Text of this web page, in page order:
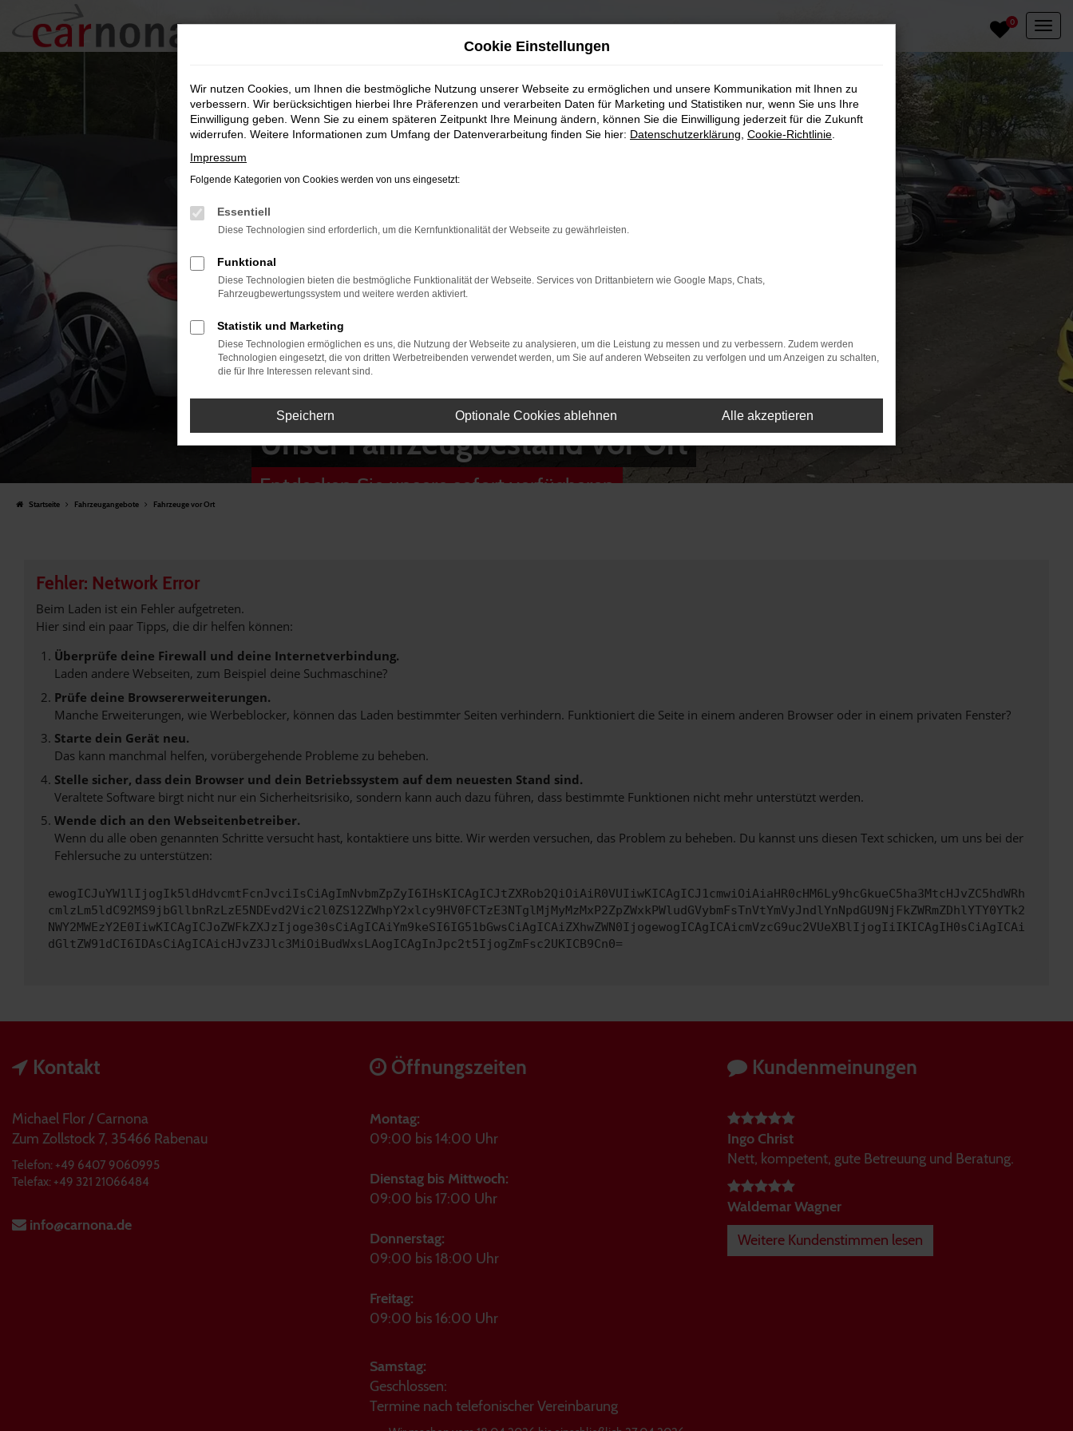
Zum
Hauptinhalt
springen
0
Unser Fahrzeugbestand vor Ort
Entdecken Sie unsere sofort verfügbaren
Startseite Fahrzeugangebote Fahrzeuge vor Ort
Fehler: Network Error
Beim Laden ist ein Fehler aufgetreten.
Hier sind ein paar Tipps, die dir helfen können:
Überprüfe deine Firewall und deine Internetverbindung.
Laden andere Webseiten, zum Beispiel deine Suchmaschine?
Prüfe deine Browsererweiterungen.
Manche Erweiterungen, wie Werbeblocker, können das Laden bestimmter Seiten verhindern. Funktioniert die Seite in einem anderen Browser oder in einem privaten Fenster?
Starte dein Gerät neu.
Das kann manchmal helfen, vorübergehende Probleme zu beheben.
Stelle sicher, dass dein Browser und dein Betriebssystem auf dem neuesten Stand sind.
Veraltete Software birgt nicht nur ein Sicherheitsrisiko, sondern kann auch dazu führen, dass bestimmte Funktionen nicht mehr unterstützt werden.
Wende dich an den Webseitenbetreiber.
Wenn du alle oben genannten Schritte versucht hast, kontaktiere uns bitte. Wir werden versuchen, das Problem zu beheben. Du kannst uns diesen Text schicken, um uns bei der
Fehlersuche zu unterstützen:
ewogICJuYW1lIjogIk5ldHdvcmtFcnJvciIsCiAgImNvbmZpZyI6IHsKICAgICJtZXRob2QiOiAiR0VUIiwKICAgICJ1cmwiOiAiaHR0cHM6Ly9hcGkueC5ha3MtcHJvZC5hdWRh
cmlzLm5ldC92MS9jbGllbnRzLzE5NDEvd2Vic2l0ZS12ZWhpY2xlcy9HV0FCTzE3NTglMjMyMzMxP2ZpZWxkPWludGVybmFsTnVtYmVyJndlYnNpdGU9NjFkZWRmZDhlYTY0YTk2
NWY2MWEzY2E0IiwKICAgICJoZWFkZXJzIjoge30sCiAgICAiYm9keSI6IG51bGwsCiAgICAiZXhwZWN0IjogewogICAgICAicmVzcG9uc2VUeXBlIjogIiIKICAgIH0sCiAgICAi
dGltZW91dCI6IDAsCiAgICAicHJvZ3Jlc3MiOiBudWxsLAogICAgInJpc2t5IjogZmFsc2UKICB9Cn0=
Kontakt
Michael Flor / Carnona
Zum Zollstock 7, 35466 Rabenau
Telefon: +49 6407 9060995
Telefax: +49 321 21066484
info@carnona.de
Öffnungszeiten
Montag:
09:00 bis 14:00 Uhr
Dienstag bis Mittwoch:
09:00 bis 17:00 Uhr
Donnerstag:
09:00 bis 18:00 Uhr
Freitag:
09:00 bis 16:00 Uhr
Samstag:
Geschlossen:
Termine nach telefonischer Vereinbarung
Kundenmeinungen
Ingo Christ
Nett, kompetent, gute Betreuung und Beratung.
Waldemar Wagner
Weitere Kundenstimmen lesen
Cookie Einstellungen
Wir nutzen Cookies, um Ihnen die bestmögliche Nutzung unserer Webseite zu ermöglichen und unsere Kommunikation mit Ihnen zu
verbessern. Wir berücksichtigen hierbei Ihre Präferenzen und verarbeiten Daten für Marketing und Statistiken nur, wenn Sie uns Ihre
Einwilligung geben. Wenn Sie zu einem späteren Zeitpunkt Ihre Meinung ändern, können Sie die Einwilligung jederzeit für die Zukunft
widerrufen. Weitere Informationen zum Umfang der Datenverarbeitung finden Sie hier: Datenschutzerklärung Cookie-Richtlinie
Impressum
Folgende Kategorien von Cookies werden von uns eingesetzt:
Essentiell
Diese Technologien sind erforderlich, um die Kernfunktionalität der Webseite zu gewährleisten.
Funktional
Diese Technologien bieten die bestmögliche Funktionalität der Webseite. Services von Drittanbietern wie Google Maps, Chats,
Fahrzeugbewertungssystem und weitere werden aktiviert.
Statistik und Marketing
Diese Technologien ermöglichen es uns, die Nutzung der Webseite zu analysieren, um die Leistung zu messen und zu verbessern. Zudem werden
Technologien eingesetzt, die von dritten Werbetreibenden verwendet werden, um Sie auf anderen Webseiten zu verfolgen und um Anzeigen zu schalten,
die für Ihre Interessen relevant sind.
Speichern Optionale Cookies ablehnen Alle akzeptieren